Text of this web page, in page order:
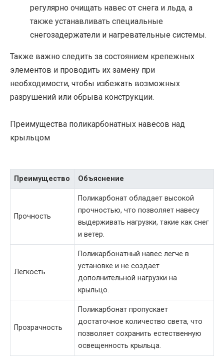
регулярно очищать навес от снега и льда, а
также устанавливать специальные
снегозадержатели и нагревательные системы.
Также важно следить за состоянием крепежных
элементов и проводить их замену при
необходимости, чтобы избежать возможных
разрушений или обрыва конструкции.
Преимущества поликарбонатных навесов над
крыльцом
Преимущество Объяснение
Прочность
Поликарбонат обладает высокой
прочностью, что позволяет навесу
выдерживать нагрузки, такие как снег
и ветер.
Легкость
Поликарбонатный навес легче в
установке и не создает
дополнительной нагрузки на
крыльцо.
Прозрачность
Поликарбонат пропускает
достаточное количество света, что
позволяет сохранить естественную
освещенность крыльца.